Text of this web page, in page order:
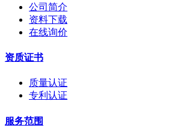
公司简介
资料下载
在线询价
资质证书
质量认证
专利认证
服务范围